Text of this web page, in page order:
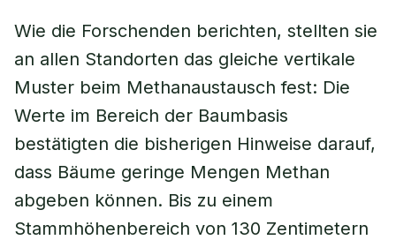
Wie die Forschenden berichten, stellten sie
an allen Standorten das gleiche vertikale
Muster beim Methanaustausch fest: Die
Werte im Bereich der Baumbasis
bestätigten die bisherigen Hinweise darauf,
dass Bäume geringe Mengen Methan
abgeben können. Bis zu einem
Stammhöhenbereich von 130 Zentimetern